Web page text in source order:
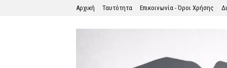
Αρχική Ταυτότητα Επικοινωνία - Όροι Χρήσης